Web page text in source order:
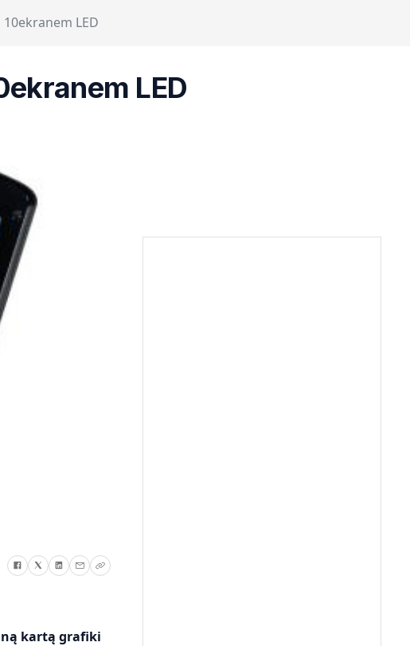
LED
LED
kartą grafiki